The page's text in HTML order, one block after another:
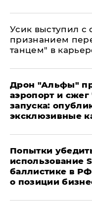
Усик выступил с
признанием
танцем" в
Дрон "Альфы"
аэропорт и
запуска:
эксклюзивные
Попытки
использование
баллистике в
о позиции